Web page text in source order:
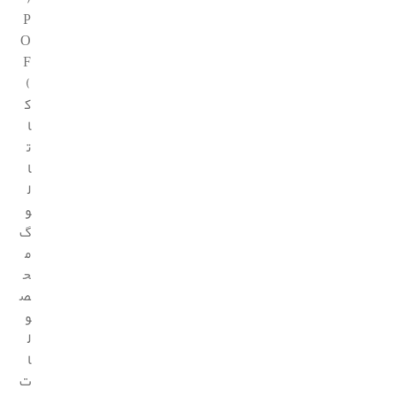
P
O
F
)
ک
ا
ت
ا
ل
و
گ
م
ح
ص
و
ل
ا
ت